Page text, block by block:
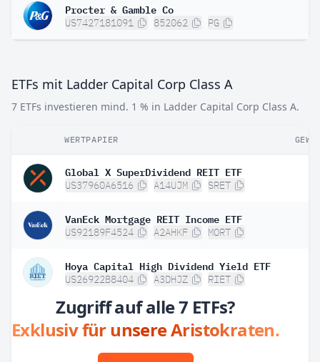
Procter & Gamble Co
US7427181091 852062 PG
ETFs mit Ladder Capital Corp Class A
7 ETFs investieren mind. 1 % in Ladder Capital Corp Class A.
WERTPAPIER
Global X SuperDividend REIT ETF
US37960A6516 A14UJM SRET
VanEck Mortgage REIT Income ETF
US92189F4524 A2AHKF MORT
Hoya Capital High Dividend Yield ETF
US26922B8404 A3DHJZ RIET
Zugriff auf alle 7 ETFs?
Exklusiv für unsere Aristokraten.